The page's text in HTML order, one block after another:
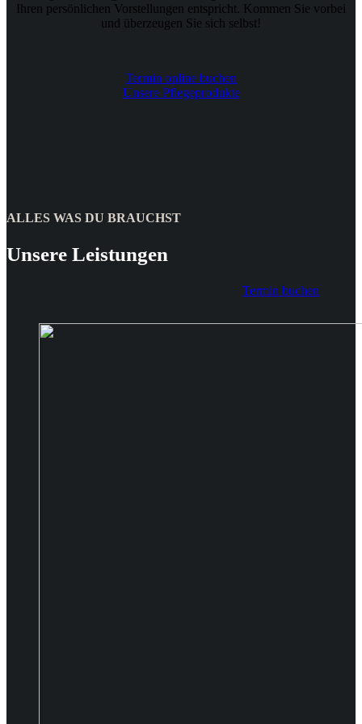
Ihren persönlichen Vorstellungen entspricht. Kommen Sie vorbei
und überzeugen Sie sich selbst!
Termin online buchen
Unsere Pflegeprodukte
ALLES WAS DU BRAUCHST
Unsere Leistungen
Termin buchen